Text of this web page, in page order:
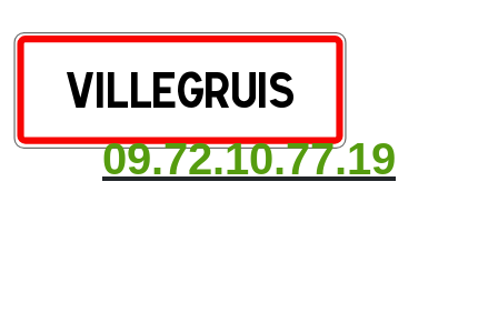
09.72.10.77.19